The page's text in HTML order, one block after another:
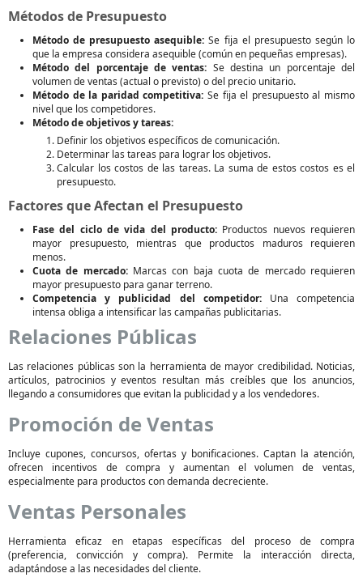
Métodos de Presupuesto
Método de presupuesto asequible: Se fija el presupuesto según lo
que la empresa considera asequible (común en pequeñas empresas).
Método del porcentaje de ventas: Se destina un porcentaje del
volumen de ventas (actual o previsto) o del precio unitario.
Método de la paridad competitiva: Se fija el presupuesto al mismo
nivel que los competidores.
Método de objetivos y tareas:
Definir los objetivos específicos de comunicación.
Determinar las tareas para lograr los objetivos.
Calcular los costos de las tareas. La suma de estos costos es el
presupuesto.
Factores que Afectan el Presupuesto
Fase del ciclo de vida del producto: Productos nuevos requieren
mayor presupuesto, mientras que productos maduros requieren
menos.
Cuota de mercado:Marcas con baja cuota de mercado requieren
mayor presupuesto para ganar terreno.
Competencia y publicidad del competidor:Una competencia
intensa obliga a intensificar las campañas publicitarias.
Relaciones Públicas
Las relaciones públicas son la herramienta de mayor credibilidad. Noticias,
artículos, patrocinios y eventos resultan más creíbles que los anuncios,
llegando a consumidores que evitan la publicidad y a los vendedores.
Promoción de Ventas
Incluye cupones, concursos, ofertas y bonificaciones. Captan la atención,
ofrecen incentivos de compra y aumentan el volumen de ventas,
especialmente para productos con demanda decreciente.
Ventas Personales
Herramienta eficaz en etapas específicas del proceso de compra
(preferencia, convicción y compra). Permite la interacción directa,
adaptándose a las necesidades del cliente.